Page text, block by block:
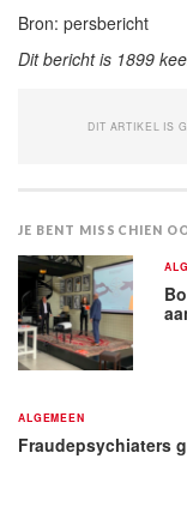
Bron: persbericht
Dit bericht is 1899
DIT ARTIKEL IS
JE BENT MISSCHIEN
ALGEMEEN
Fraudepsychiaters